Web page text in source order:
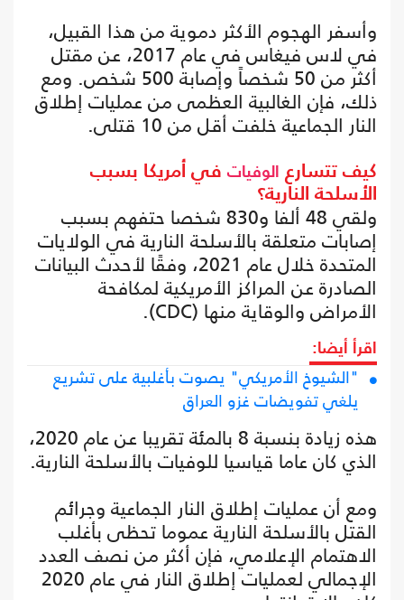
وأسفر الهجوم الأكثر دموية من هذا القبيل،
في لاس فيغاس في عام 2017، عن مقتل
أكثر من 50 شخصاً وإصابة 500 شخص. ومع
ذلك، فإن الغالبية العظمى من عمليات إطلاق
النار الجماعية خلفت أقل من 10 قتلى.
كيف تتسارع الوفيات في أمريكا بسبب
الأسلحة النارية؟
ولقي 48 ألفا و830 شخصا حتفهم بسبب
إصابات متعلقة بالأسلحة النارية في الولايات
المتحدة خلال عام 2021، وفقًا لأحدث البيانات
الصادرة عن المراكز الأمريكية لمكافحة
الأمراض والوقاية منها (CDC).
اقرأ أيضا:
"الشيوخ الأمريكي" يصوت بأغلبية على تشريع
يلغي تفويضات غزو العراق
هذه زيادة بنسبة 8 بالمئة تقريبا عن عام 2020،
الذي كان عاما قياسيا للوفيات بالأسلحة النارية.
ومع أن عمليات إطلاق النار الجماعية وجرائم
القتل بالأسلحة النارية عموما تحظى بأغلب
الاهتمام الإعلامي، فإن أكثر من نصف العدد
الإجمالي لعمليات إطلاق النار في عام 2020